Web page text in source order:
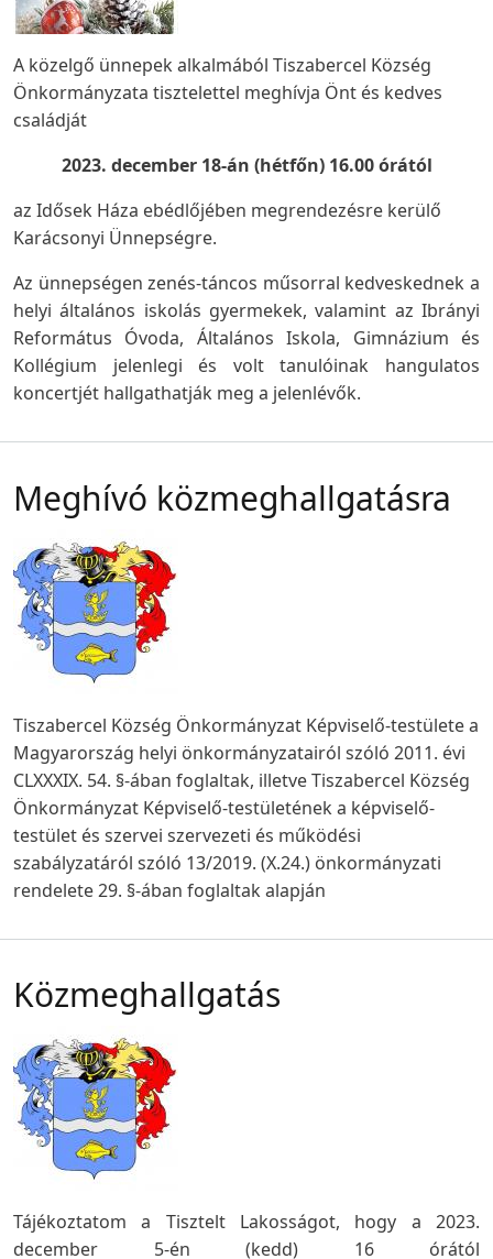
A közelgő ünnepek alkalmából Tiszabercel Község
Önkormányzata tisztelettel meghívja Önt és kedves
családját
2023. december 18-án (hétfőn) 16.00 órától
az Idősek Háza ebédlőjében megrendezésre kerülő
Karácsonyi Ünnepségre.
Az ünnepségen zenés-táncos műsorral kedveskednek a
helyi általános iskolás gyermekek, valamint az Ibrányi
Református Óvoda, Általános Iskola, Gimnázium és
Kollégium jelenlegi és volt tanulóinak hangulatos
koncertjét hallgathatják meg a jelenlévők.
Meghívó közmeghallgatásra
Tiszabercel Község Önkormányzat Képviselő-testülete a
Magyarország helyi önkormányzatairól szóló 2011. évi
CLXXXIX. 54. §-ában foglaltak, illetve Tiszabercel Község
Önkormányzat Képviselő-testületének a képviselő-
testület és szervei szervezeti és működési
szabályzatáról szóló 13/2019. (X.24.) önkormányzati
rendelete 29. §-ában foglaltak alapján
Közmeghallgatás
Tájékoztatom a Tisztelt Lakosságot, hogy a 2023.
december 5-én (kedd) 16 órától